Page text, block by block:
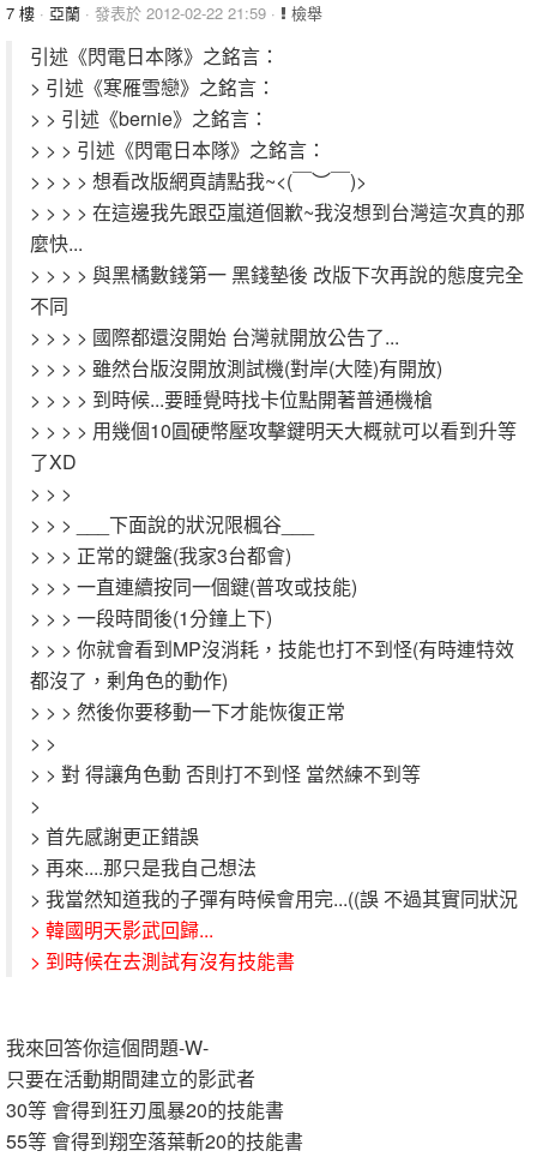
7 樓 · 亞蘭 · 發表於 2012-02-22 21:59 · 檢舉
引述《閃電日本隊》之銘言：
> 引述《寒雁雪戀》之銘言：
> > 引述《bernie》之銘言：
> > > 引述《閃電日本隊》之銘言：
> > > > 想看改版網頁請點我~<(￣︶￣)>
> > > > 在這邊我先跟亞嵐道個歉~我沒想到台灣這次真的那
麼快...
> > > > 與黑橘數錢第一 黑錢墊後 改版下次再說的態度完全
不同
> > > > 國際都還沒開始 台灣就開放公告了...
> > > > 雖然台版沒開放測試機(對岸(大陸)有開放)
> > > > 到時候...要睡覺時找卡位點開著普通機槍
> > > > 用幾個10圓硬幣壓攻擊鍵明天大概就可以看到升等
了XD
> > >
> > > ___下面說的狀況限楓谷___
> > > 正常的鍵盤(我家3台都會)
> > > 一直連續按同一個鍵(普攻或技能)
> > > 一段時間後(1分鐘上下)
> > > 你就會看到MP沒消耗，技能也打不到怪(有時連特效
都沒了，剰角色的動作)
> > > 然後你要移動一下才能恢復正常
> >
> > 對 得讓角色動 否則打不到怪 當然練不到等
>
> 首先感謝更正錯誤
> 再來....那只是我自己想法
> 我當然知道我的子彈有時候會用完...((誤 不過其實同狀況
> 韓國明天影武回歸...
> 到時候在去測試有沒有技能書
我來回答你這個問題-W-
只要在活動期間建立的影武者
30等 會得到狂刃風暴20的技能書
55等 會得到翔空落葉斬20的技能書